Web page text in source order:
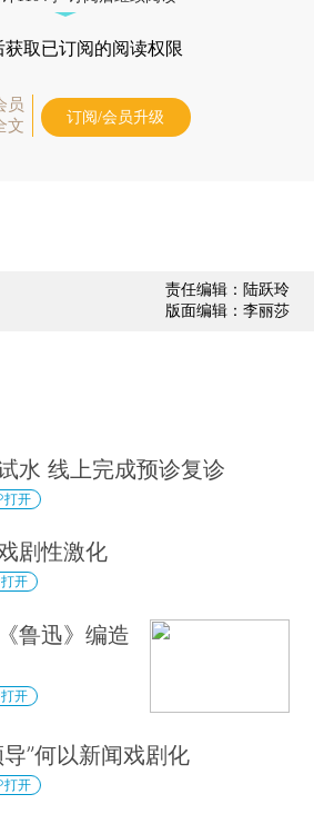
获取已订阅的阅读权限
员
文
订阅/会员升级
责任编辑：陆跃玲
版面编辑：李丽莎
水 线上完成预诊复诊
打开
剧性激化
开
鲁迅》编造
开
”何以新闻戏剧化
打开